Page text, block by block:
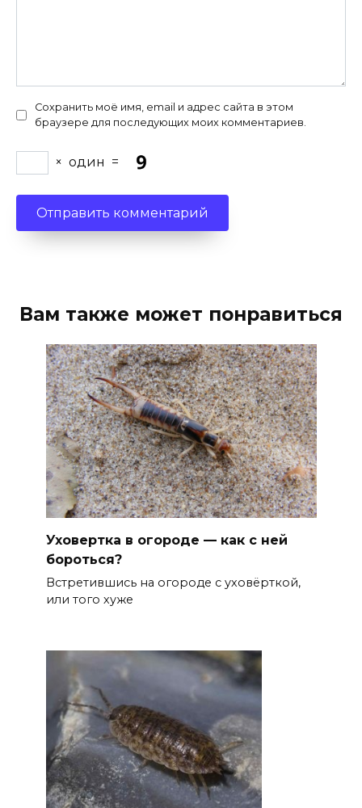
Сохранить моё имя, email и адрес сайта в этом
браузере для последующих моих комментариев.
× один =
Вам также может понравиться
Уховертка в огороде — как с ней
бороться?
Встретившись на огороде с уховёрткой,
или того хуже